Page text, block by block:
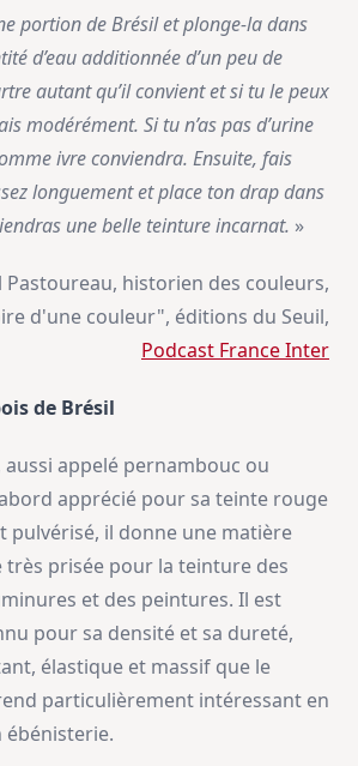
portion de Brésil et plonge-la dans
d’eau additionnée d’un peu de
autant qu’il convient et si tu le peux
modérément. Si tu n’as pas d’urine
ivre conviendra. Ensuite, fais
longuement et place ton drap dans
une belle teinture incarnat. »
Pastoureau, historien des couleurs,
d'une couleur", éditions du Seuil,
Podcast France Inter
de Brésil
aussi appelé pernambouc ou
apprécié pour sa teinte rouge
pulvérisé, il donne une matière
prisée pour la teinture des
et des peintures. Il est
pour sa densité et sa dureté,
élastique et massif que le
particulièrement intéressant en
ébénisterie.